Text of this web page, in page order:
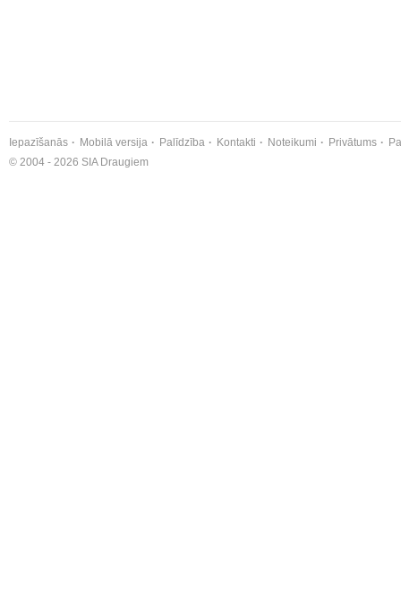
Iepazīšanās Mobilā versija Palīdzība Kontakti Noteikumi Privātums
© 2004 - 2026 SIA Draugiem